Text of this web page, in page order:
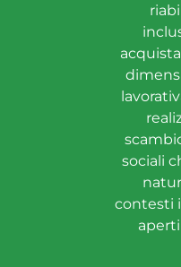
sociali
contesti